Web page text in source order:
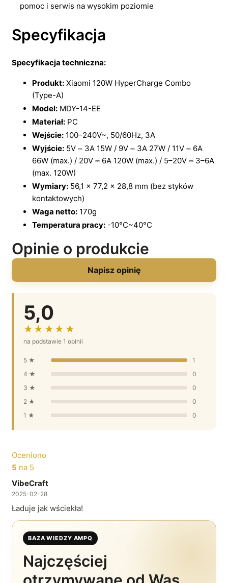
pomoc i serwis na wysokim poziomie
Specyfikacja
Specyfikacja techniczna:
Produkt: Xiaomi 120W HyperCharge Combo
(Type-A)
Model: MDY-14-EE
Materiał: PC
Wejście: 100–240V~, 50/60Hz, 3A
Wyjście: 5V ⎓ 3A 15W / 9V ⎓ 3A 27W / 11V ⎓ 6A
66W (max.) / 20V ⎓ 6A 120W (max.) / 5–20V ⎓ 3–6A
(max. 120W)
Wymiary: 56,1 x 77,2 x 28,8 mm (bez styków
kontaktowych)
Waga netto: 170g
Temperatura pracy: -10°C~40°C
Opinie o produkcie
Napisz opinię
5,0
★★★★★
na podstawie 1 opinii
5 ★
1
4 ★
0
3 ★
0
2 ★
0
1 ★
0
Oceniono
5 na 5
VibeCraft
2025-02-28
Ładuje jak wściekła!
BAZA WIEDZY AMPQ
Najczęściej